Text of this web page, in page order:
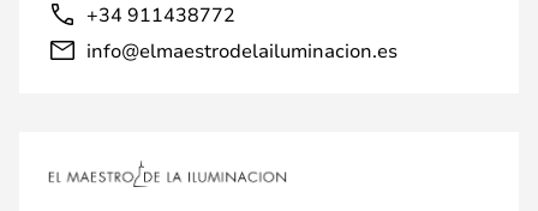
+34 911438772
info@elmaestrodelailuminacion.es